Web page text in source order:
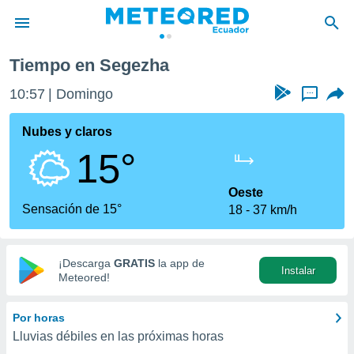
de
ha
calidad.
a este
las
y
digital
basada
Tiempo en Segezha
10:57 Domingo ...
Nubes y claros
15°
Sensación de 15°
Oeste
18
37 km/h
¡Descarga GRATIS la app de
Meteored!
Instalar
Por horas
Lluvias débiles en las próximas horas